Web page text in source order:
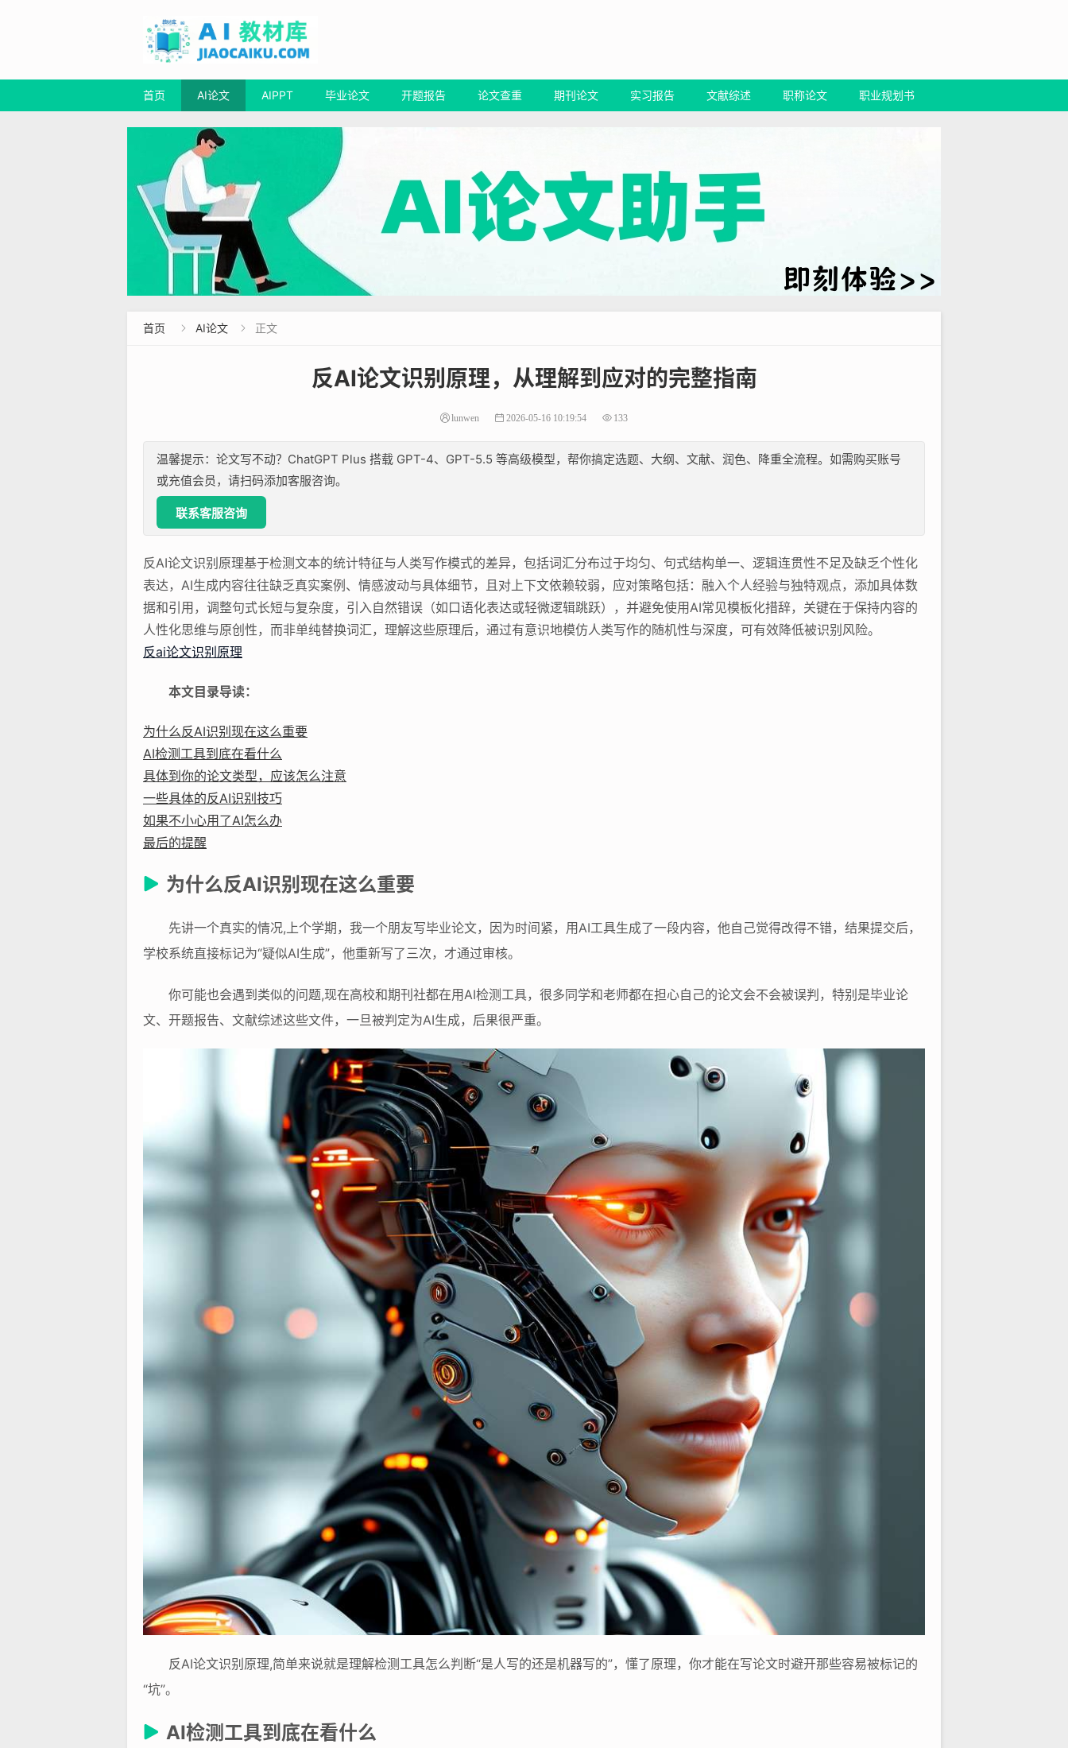
首页 AI论文 AIPPT 毕业论文 开题报告 论文查重 期刊论文 实习报告 文献综述 职称论文 职业规划书
首页  AI论文  正文
反AI论文识别原理，从理解到应对的完整指南
lunwen 2026-05-16 10:19:54 133
温馨提示：论文写不动？ChatGPT Plus 搭载 GPT-4、GPT-5.5 等高级模型，帮你搞定选题、大纲、文献、润色、降重全流程。如需购买账号
或充值会员，请扫码添加客服咨询。
联系客服咨询
反AI论文识别原理基于检测文本的统计特征与人类写作模式的差异，包括词汇分布过于均匀、句式结构单一、逻辑连贯性不足及缺乏个性化
表达，AI生成内容往往缺乏真实案例、情感波动与具体细节，且对上下文依赖较弱，应对策略包括：融入个人经验与独特观点，添加具体数
据和引用，调整句式长短与复杂度，引入自然错误（如口语化表达或轻微逻辑跳跃），并避免使用AI常见模板化措辞，关键在于保持内容的
人性化思维与原创性，而非单纯替换词汇，理解这些原理后，通过有意识地模仿人类写作的随机性与深度，可有效降低被识别风险。
反ai论文识别原理
本文目录导读：
为什么反AI识别现在这么重要
AI检测工具到底在看什么
具体到你的论文类型，应该怎么注意
一些具体的反AI识别技巧
如果不小心用了AI怎么办
最后的提醒
为什么反AI识别现在这么重要
先讲一个真实的情况,上个学期，我一个朋友写毕业论文，因为时间紧，用AI工具生成了一段内容，他自己觉得改得不错，结果提交后，
学校系统直接标记为“疑似AI生成”，他重新写了三次，才通过审核。
你可能也会遇到类似的问题,现在高校和期刊社都在用AI检测工具，很多同学和老师都在担心自己的论文会不会被误判，特别是毕业论
文、开题报告、文献综述这些文件，一旦被判定为AI生成，后果很严重。
反AI论文识别原理,简单来说就是理解检测工具怎么判断“是人写的还是机器写的”，懂了原理，你才能在写论文时避开那些容易被标记的
“坑”。
AI检测工具到底在看什么